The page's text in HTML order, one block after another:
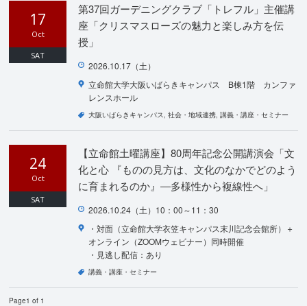
17
Oct
SAT
第37回ガーデニングクラブ「トレフル」主催講
座「クリスマスローズの魅力と楽しみ方を伝
授」
2026.10.17（土）
立命館大学大阪いばらきキャンパス B棟1階 カンファ
レンスホール
大阪いばらきキャンパス 社会・地域連携 講義・講座・セミナー
24
Oct
SAT
【立命館土曜講座】80周年記念公開講演会「文
化と心 『ものの見方は、文化のなかでどのよう
に育まれるのか』―多様性から複線性へ」
2026.10.24（土）10：00～11：30
・対面（立命館大学衣笠キャンパス末川記念会館所）＋
オンライン（ZOOMウェビナー）同時開催
・見逃し配信：あり
講義・講座・セミナー
Page1 of 1